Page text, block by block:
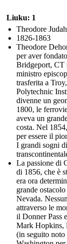
Liuku: 1
Theodore Judah
1826-1863
Theodore
per aver
Bridgeport, CT
ministro
trasferita a
Polytechnic
divenne un
1800, le
aveva un
costa. Nel
per essere il
I grandi sogni
La passione di
di 1856, che è
era ora
grande
Nevada.
attraverso le
il Donner Pass
Mark Hopkins,
(in seguito